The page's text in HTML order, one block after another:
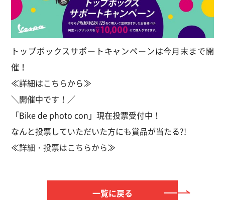
トップボックスサポートキャンペーンは今月末まで開
催！
≪詳細はこちらから≫
＼開催中です！／
「Bike de photo con」現在投票受付中！
なんと投票していただいた方にも賞品が当たる?!
≪詳細・投票はこちらから≫
一覧に戻る